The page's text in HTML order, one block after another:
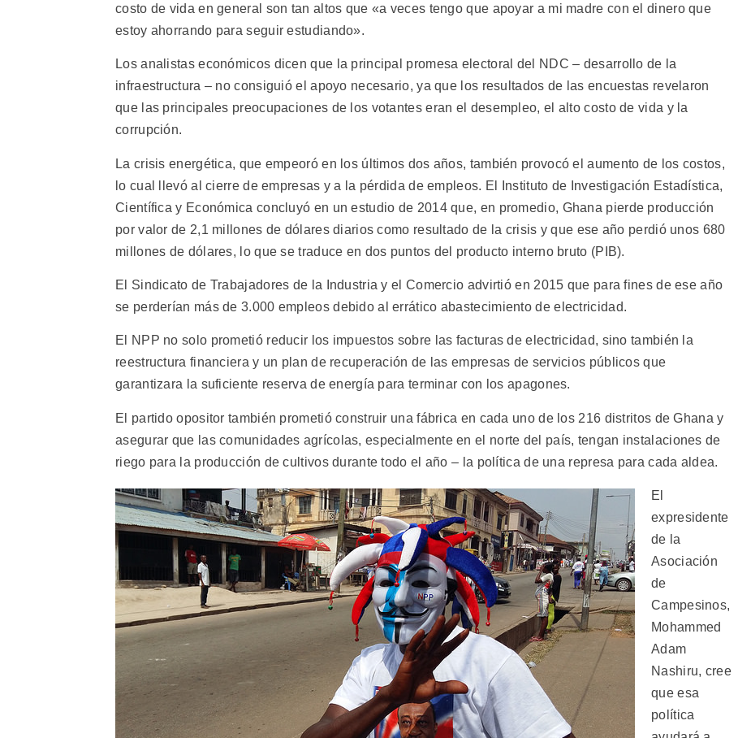
costo de vida en general son tan altos que «a veces tengo que apoyar a mi madre con el dinero que
estoy ahorrando para seguir estudiando».
Los analistas económicos dicen que la principal promesa electoral del NDC – desarrollo de la
infraestructura – no consiguió el apoyo necesario, ya que los resultados de las encuestas revelaron
que las principales preocupaciones de los votantes eran el desempleo, el alto costo de vida y la
corrupción.
La crisis energética, que empeoró en los últimos dos años, también provocó el aumento de los costos,
lo cual llevó al cierre de empresas y a la pérdida de empleos. El Instituto de Investigación Estadística,
Científica y Económica concluyó en un estudio de 2014 que, en promedio, Ghana pierde producción
por valor de 2,1 millones de dólares diarios como resultado de la crisis y que ese año perdió unos 680
millones de dólares, lo que se traduce en dos puntos del producto interno bruto (PIB).
El Sindicato de Trabajadores de la Industria y el Comercio advirtió en 2015 que para fines de ese año
se perderían más de 3.000 empleos debido al errático abastecimiento de electricidad.
El NPP no solo prometió reducir los impuestos sobre las facturas de electricidad, sino también la
reestructura financiera y un plan de recuperación de las empresas de servicios públicos que
garantizara la suficiente reserva de energía para terminar con los apagones.
El partido opositor también prometió construir una fábrica en cada uno de los 216 distritos de Ghana y
asegurar que las comunidades agrícolas, especialmente en el norte del país, tengan instalaciones de
riego para la producción de cultivos durante todo el año – la política de una represa para cada aldea.
El
expresidente
de la
Asociación
de
Campesinos,
Mohammed
Adam
Nashiru, cree
que esa
política